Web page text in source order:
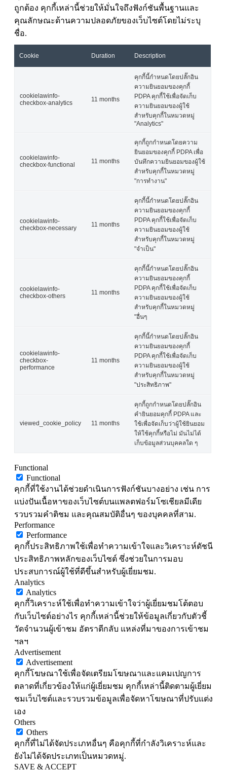
ถูกต้อง คุกกี้เหล่านี้ช่วยให้มั่นใจถึงฟังก์ชันพื้นฐานและ
คุณลักษณะด้านความปลอดภัยของเว็บไซต์โดยไม่ระบุ
ชื่อ.
Cookie Duration Description
cookielawinfo-
checkbox-analytics
11 months
คุกกี้นี้กำหนดโดยปลั๊กอิน
ความยินยอมของคุกกี้
PDPA คุกกี้ใช้เพื่อจัดเก็บ
ความยินยอมของผู้ใช้
สำหรับคุกกี้ในหมวดหมู่
"Analytics"
cookielawinfo-
checkbox-functional
11 months
คุกกี้ถูกกำหนดโดยความ
ยินยอมของคุกกี้ PDPA เพื่อ
บันทึกความยินยอมของผู้ใช้
สำหรับคุกกี้ในหมวดหมู่
"การทำงาน"
cookielawinfo-
checkbox-necessary
11 months
คุกกี้นี้กำหนดโดยปลั๊กอิน
ความยินยอมของคุกกี้
PDPA คุกกี้ใช้เพื่อจัดเก็บ
ความยินยอมของผู้ใช้
สำหรับคุกกี้ในหมวดหมู่
"จำเป็น"
cookielawinfo-
checkbox-others
11 months
คุกกี้นี้กำหนดโดยปลั๊กอิน
ความยินยอมของคุกกี้
PDPA คุกกี้ใช้เพื่อจัดเก็บ
ความยินยอมของผู้ใช้
สำหรับคุกกี้ในหมวดหมู่
"อื่นๆ
cookielawinfo-
checkbox-
performance
11 months
คุกกี้นี้กำหนดโดยปลั๊กอิน
ความยินยอมของคุกกี้
PDPA คุกกี้ใช้เพื่อจัดเก็บ
ความยินยอมของผู้ใช้
สำหรับคุกกี้ในหมวดหมู่
"ประสิทธิภาพ"
viewed_cookie_policy 11 months
คุกกี้ถูกกำหนดโดยปลั๊กอิน
คำยินยอมคุกกี้ PDPA และ
ใช้เพื่อจัดเก็บว่าผู้ใช้ยินยอม
ให้ใช้คุกกี้หรือไม่ มันไม่ได้
เก็บข้อมูลส่วนบุคคลใด ๆ
Functional
Functional
คุกกี้ที่ใช้งานได้ช่วยดำเนินการฟังก์ชันบางอย่าง เช่น การ
แบ่งปันเนื้อหาของเว็บไซต์บนแพลตฟอร์มโซเชียลมีเดีย
รวบรวมคำติชม และคุณสมบัติอื่นๆ ของบุคคลที่สาม.
Performance
Performance
คุกกี้ประสิทธิภาพใช้เพื่อทำความเข้าใจและวิเคราะห์ดัชนี
ประสิทธิภาพหลักของเว็บไซต์ ซึ่งช่วยในการมอบ
ประสบการณ์ผู้ใช้ที่ดีขึ้นสำหรับผู้เยี่ยมชม.
Analytics
Analytics
คุกกี้วิเคราะห์ใช้เพื่อทำความเข้าใจว่าผู้เยี่ยมชมโต้ตอบ
กับเว็บไซต์อย่างไร คุกกี้เหล่านี้ช่วยให้ข้อมูลเกี่ยวกับตัวชี้
วัดจำนวนผู้เข้าชม อัตราตีกลับ แหล่งที่มาของการเข้าชม
ฯลฯ
Advertisement
Advertisement
คุกกี้โฆษณาใช้เพื่อจัดเตรียมโฆษณาและแคมเปญการ
ตลาดที่เกี่ยวข้องให้แก่ผู้เยี่ยมชม คุกกี้เหล่านี้ติดตามผู้เยี่ยม
ชมเว็บไซต์และรวบรวมข้อมูลเพื่อจัดหาโฆษณาที่ปรับแต่ง
เอง
Others
Others
คุกกี้ที่ไม่ได้จัดประเภทอื่นๆ คือคุกกี้ที่กำลังวิเคราะห์และ
ยังไม่ได้จัดประเภทเป็นหมวดหมู่.
SAVE & ACCEPT